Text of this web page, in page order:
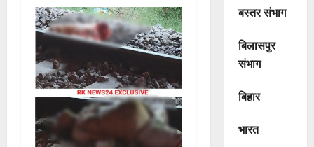
बस्तर संभाग
बिलासपुर
संभाग
बिहार
भारत